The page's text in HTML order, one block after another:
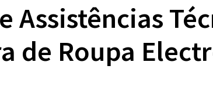
Assistências
de Roupa